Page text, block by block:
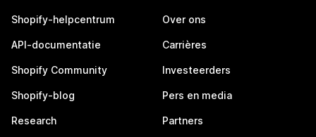
Shopify-helpcentrum
API-documentatie
Shopify Community
Shopify-blog
Research
Over ons
Carrières
Investeerders
Pers en media
Partners